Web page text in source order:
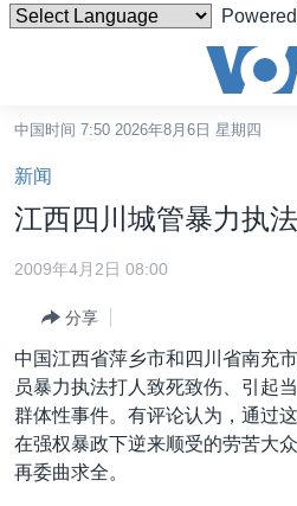
碍
链
接
跳
转
转
导
港澳
国际
最新国际新闻
印太
分类新闻
经济·金融·贸易
美中关系
中国时间 7:50 2026年8月6日 星期四
新闻
江西四川城管暴力执
2009年4月2日 08:00
分享
中国江西省萍乡市和四川省南充
员暴力执法打人致死致伤、引起
群体性事件。有评论认为，通过
在强权暴政下逆来顺受的劳苦大
再委曲求全。